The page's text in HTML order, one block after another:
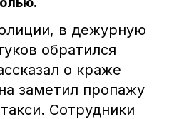
в дежурную
обратился
о краже
заметил пропажу
Сотрудники